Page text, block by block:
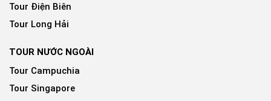
Tour Điện Biên
Tour Long Hải
TOUR NƯỚC NGOÀI
Tour Campuchia
Tour Singapore